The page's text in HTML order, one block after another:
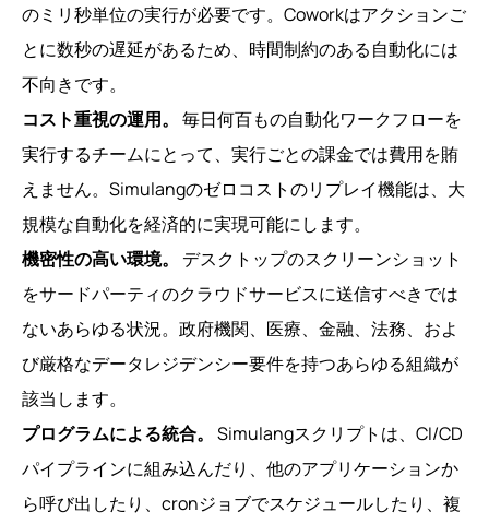
のミリ秒単位の実行が必要です。Coworkはアクションご
とに数秒の遅延があるため、時間制約のある自動化には
不向きです。
コスト重視の運用。 毎日何百もの自動化ワークフローを
実行するチームにとって、実行ごとの課金では費用を賄
えません。Simulangのゼロコストのリプレイ機能は、大
規模な自動化を経済的に実現可能にします。
機密性の高い環境。
デスクトップのスクリーンショット
をサードパーティのクラウドサービスに送信すべきでは
ないあらゆる状況。政府機関、医療、金融、法務、およ
び厳格なデータレジデンシー要件を持つあらゆる組織が
該当します。
プログラムによる統合。 Simulangスクリプトは、CI/CD
パイプラインに組み込んだり、他のアプリケーションか
ら呼び出したり、cronジョブでスケジュールしたり、複